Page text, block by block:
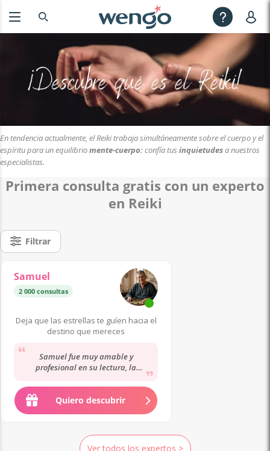
En tendencia actualmente, el Reiki trabaja simultáneamente sobre el cuerpo y el
espíritu para un equilibriomente-cuerpo:confía tus inquietudesa nuestros
especialistas.
Primera consulta gratis con un experto
en Reiki
Filtrar
Samuel
2 000 consultas
Deja que las estrellas te guíen hacia el
destino que mereces
Samuel fue muy amable y
profesional en su lectura, la
información fue bastante detallada
y espero que sus palabras...
Quiero descubrir
Ver todos los expertos >